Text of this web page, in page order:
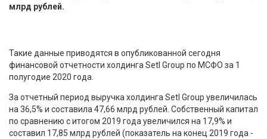
млрд рублей.
Такие данные приводятся в опубликованной сегодня
финансовой отчетности холдинга Setl Group по МСФО за 1
полугодие 2020 года.
За отчетный период выручка холдинга Setl Group увеличилась
на 36,5% и составила 47,66 млрд рублей. Собственный капитал
по сравнению с итогом 2019 года увеличился на 17,9% и
составил 17,85 млрд рублей (показатель на конец 2019 года -